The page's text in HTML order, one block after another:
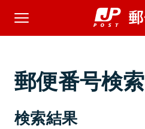
郵便番号検索
検索結果